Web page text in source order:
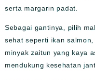
serta margarin padat.
Sebagai gantinya, pilih
sehat seperti ikan
minyak zaitun yang kaya
mendukung kesehatan